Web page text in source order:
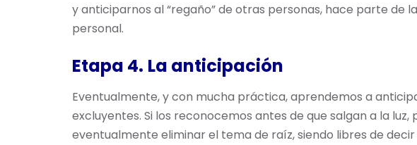
y anticiparnos al “regaño” de otras personas, hace parte de
personal.
Etapa 4. La anticipación
Eventualmente, y con mucha práctica, aprendemos a
excluyentes. Si los reconocemos antes de que salgan a la
eventualmente eliminar el tema de raíz, siendo libres de